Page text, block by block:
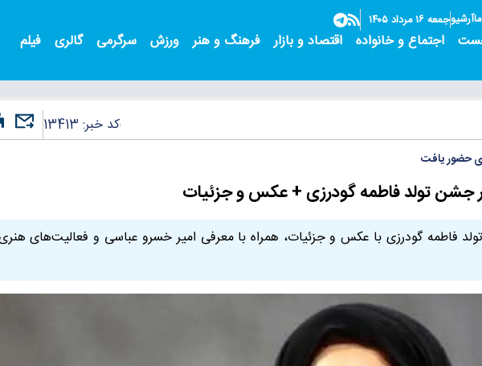
آرشیوجمعه ۱۶ مرداد ۱۴۰۵
اجتماع و خانواده اقتصاد و بازار فرهنگ و هنر ورزش سرگرمی گالری فیلم
کد خبر: 13413
حضور یافت
جشن تولد فاطمه گودرزی + عکس و جزئیات
فاطمه گودرزی با عکس و جزئیات، همراه با معرفی امیر خسرو عباسی و فعالیت‌های